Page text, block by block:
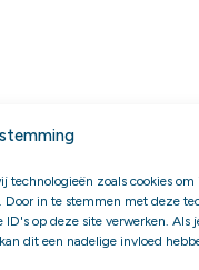
technologieën zoals cookies
Door in te stemmen met deze
op deze site verwerken. Als
dit een nadelige invloed